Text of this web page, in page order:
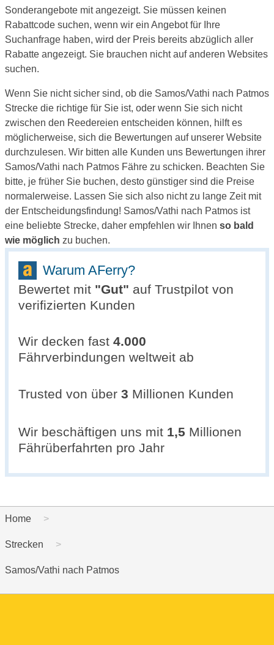
Sonderangebote mit angezeigt. Sie müssen keinen
Rabattcode suchen, wenn wir ein Angebot für Ihre
Suchanfrage haben, wird der Preis bereits abzüglich aller
Rabatte angezeigt. Sie brauchen nicht auf anderen Websites
suchen.
Wenn Sie nicht sicher sind, ob die Samos/Vathi nach Patmos
Strecke die richtige für Sie ist, oder wenn Sie sich nicht
zwischen den Reedereien entscheiden können, hilft es
möglicherweise, sich die Bewertungen auf unserer Website
durchzulesen. Wir bitten alle Kunden uns Bewertungen ihrer
Samos/Vathi nach Patmos Fähre zu schicken. Beachten Sie
bitte, je früher Sie buchen, desto günstiger sind die Preise
normalerweise. Lassen Sie sich also nicht zu lange Zeit mit
der Entscheidungsfindung! Samos/Vathi nach Patmos ist
eine beliebte Strecke, daher empfehlen wir Ihnen so bald
wie möglich zu buchen.
Warum AFerry?
Bewertet mit "Gut" auf Trustpilot von
verifizierten Kunden
Wir decken fast 4.000
Fährverbindungen weltweit ab
Trusted von über 3 Millionen Kunden
Wir beschäftigen uns mit 1,5 Millionen
Fährüberfahrten pro Jahr
Home
Strecken
Samos/Vathi nach Patmos